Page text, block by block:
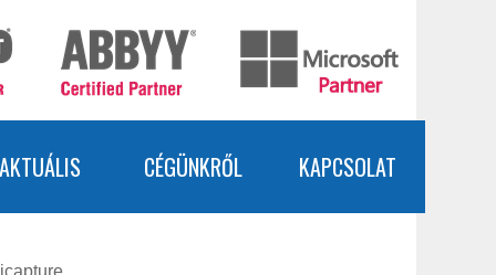
CÉGÜNKRŐL KAPCSOLAT